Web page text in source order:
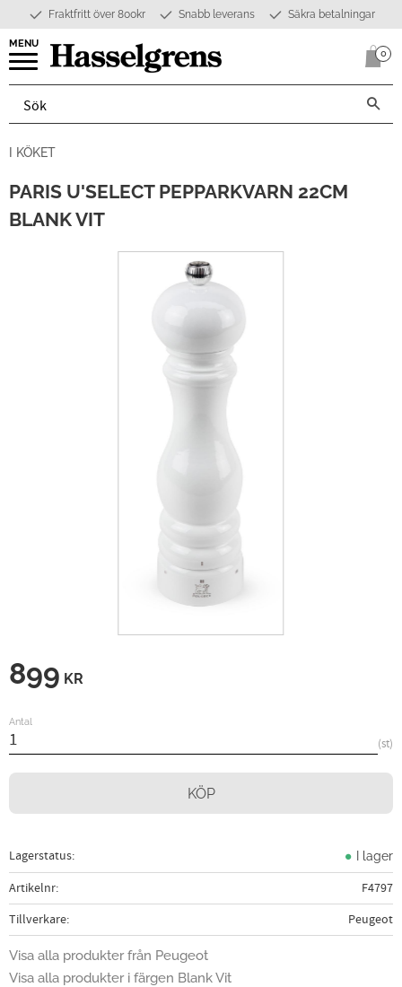
Meny
Fraktfritt över 800kr Snabb leverans Säkra betalningar
0
I KÖKET
PARIS U'SELECT PEPPARKVARN 22CM
BLANK VIT
899 KR
Antal
st
KÖP
Lagerstatus I lager
Artikelnr
F4797
Tillverkare
Peugeot
Visa alla produkter från Peugeot
Visa alla produkter i färgen Blank Vit